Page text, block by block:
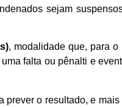
sejam
, modalidade que, para o
falta ou pênalti e
prever o resultado, e